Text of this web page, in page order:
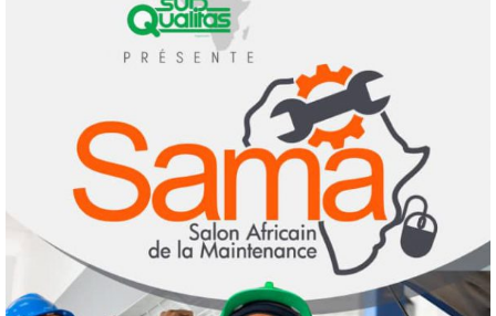
2
Infos génerales
Espagne : une figure de l’extrême droite
condamnée à un an de prison pour incitation
à la haine contre les migrants Marocains
4 août 2026
3
Culture Education
Pour nourrir l’IA, les géants de la tech
achètent des millions de livres… avant de
les détruire